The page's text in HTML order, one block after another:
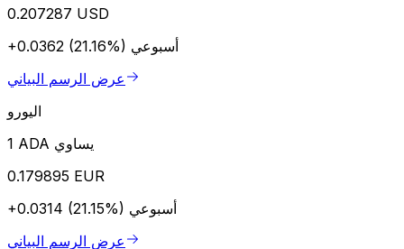
0.207287 USD
+0.0362 (21.16%) أسبوعي
عرض الرسم البياني
اليورو
1 ADA يساوي
0.179895 EUR
+0.0314 (21.15%) أسبوعي
عرض الرسم البياني